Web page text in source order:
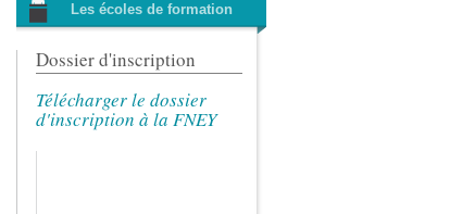
Les écoles de formation
Dossier d'inscription
Télécharger le dossier
d'inscription à la FNEY